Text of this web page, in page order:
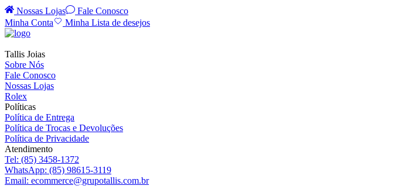
Nossas Lojas
Fale Conosco
Minha Conta
Minha Lista de desejos
Tallis Joias
Sobre Nós
Fale Conosco
Nossas Lojas
Rolex
Políticas
Política de Entrega
Política de Trocas e Devoluções
Política de Privacidade
Atendimento
Tel: (85) 3458-1372
WhatsApp: (85) 98615-3119
Email: ecommerce@grupotallis.com.br